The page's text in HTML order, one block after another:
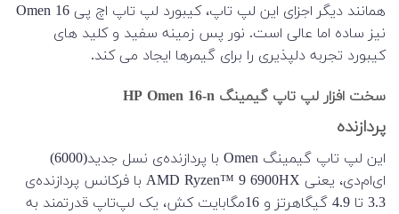
همانند دیگر اجزای این لپ تاپ، کیبورد لپ تاپ اچ پی Omen 16
نیز ساده اما عالی است. نور پس زمینه سفید و کلید های
کیبورد تجربه دلپذیری را برای گیمرها ایجاد می کند.
سخت افزار لپ تاپ گیمینگ HP Omen 16-n
پردازنده
این لپ تاپ گیمینگ Omen با پردازنده‌‌ی نسل جدید(6000)
ای‌ام‌دی، یعنی AMD Ryzen™ 9 6900HX با فرکانس پردازنده‌ی
3.3 تا 4.9 گیگاهرتز و 16مگابایت کش، یک لپ‌‌تاپ قدرتمند به